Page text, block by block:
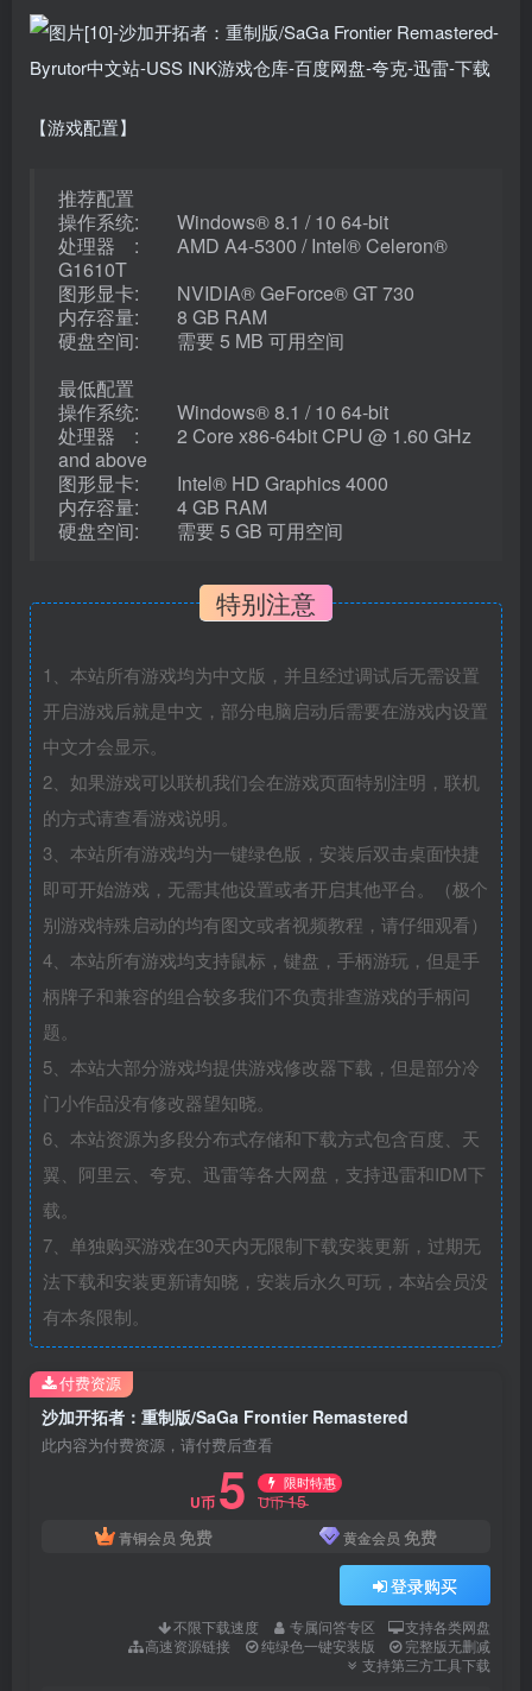
【游戏配置】
推荐配置
操作系统: Windows® 8.1 / 10 64-bit
处理器 : AMD A4-5300 / Intel® Celeron®
G1610T
图形显卡: NVIDIA® GeForce® GT 730
内存容量: 8 GB RAM
硬盘空间: 需要 5 MB 可用空间
最低配置
操作系统: Windows® 8.1 / 10 64-bit
处理器 : 2 Core x86-64bit CPU @ 1.60 GHz
and above
图形显卡: Intel® HD Graphics 4000
内存容量: 4 GB RAM
硬盘空间: 需要 5 GB 可用空间
特别注意
1、本站所有游戏均为中文版，并且经过调试后无需设置
开启游戏后就是中文，部分电脑启动后需要在游戏内设置
中文才会显示。
2、如果游戏可以联机我们会在游戏页面特别注明，联机
的方式请查看游戏说明。
3、本站所有游戏均为一键绿色版，安装后双击桌面快捷
即可开始游戏，无需其他设置或者开启其他平台。（极个
别游戏特殊启动的均有图文或者视频教程，请仔细观看）
4、本站所有游戏均支持鼠标，键盘，手柄游玩，但是手
柄牌子和兼容的组合较多我们不负责排查游戏的手柄问
题。
5、本站大部分游戏均提供游戏修改器下载，但是部分冷
门小作品没有修改器望知晓。
6、本站资源为多段分布式存储和下载方式包含百度、天
翼、阿里云、夸克、迅雷等各大网盘，支持迅雷和IDM下
载。
7、单独购买游戏在30天内无限制下载安装更新，过期无
法下载和安装更新请知晓，安装后永久可玩，本站会员没
有本条限制。
沙加开拓者：重制版/SaGa Frontier Remastered
此内容为付费资源，请付费后查看
U币 5 限时特惠
U币15
青铜会员 免费 黄金会员 免费
登录购买
不限下载速度 专属问答专区
支持各类网盘
高速资源链接
纯绿色一键安装版
完整版无删减
支持第三方工具下载
付费资源